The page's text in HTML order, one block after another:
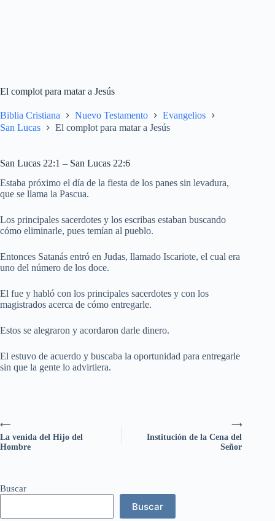
El complot para matar a Jesús
Biblia Cristiana Nuevo Testamento
Evangelios
San Lucas
El complot para matar a Jesús
San Lucas 22:1 – San Lucas 22:6
Estaba próximo el día de la fiesta de los panes sin levadura,
que se llama la Pascua.
Los principales sacerdotes y los escribas estaban buscando
cómo eliminarle, pues temían al pueblo.
Entonces Satanás entró en Judas, llamado Iscariote, el cual era
uno del número de los doce.
El fue y habló con los principales sacerdotes y con los
magistrados acerca de cómo entregarle.
Estos se alegraron y acordaron darle dinero.
El estuvo de acuerdo y buscaba la oportunidad para entregarle
sin que la gente lo advirtiera.
⟶
Institución de la Cena del
Señor
⟵
La venida del Hijo del
Hombre
Buscar
Buscar